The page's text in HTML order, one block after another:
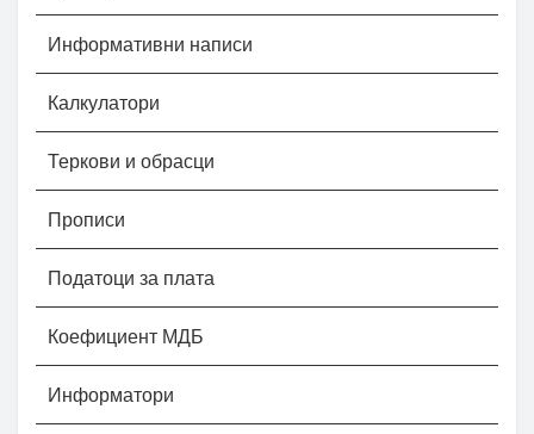
Информативни написи
Калкулатори
Теркови и обрасци
Прописи
Податоци за плата
Коефициент МДБ
Информатори